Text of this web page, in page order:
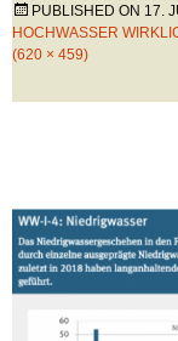
PUBLISHED ON 17.
HOCHWASSER
(620 × 459)